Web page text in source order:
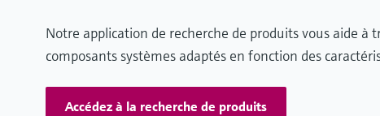
Notre application de recherche de produits vous aide à
composants systèmes adaptés en fonction des
Accédez à la recherche de produits